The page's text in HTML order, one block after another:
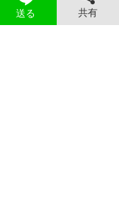
送る 共有